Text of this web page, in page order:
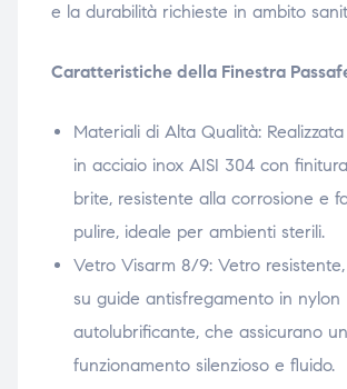
e la durabilità richieste in ambito
Caratteristiche della Finestra
Materiali di Alta Qualità:
in acciaio inox AISI 304 con
brite, resistente alla corrosione e
pulire, ideale per ambienti sterili.
Vetro Visarm 8/9: Vetro
su guide antisfregamento in nylon
autolubrificante, che assicurano un
funzionamento silenzioso e fluido.